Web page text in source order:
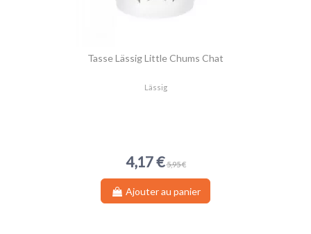
Tasse Lässig Little Chums Chat
Lässig
4,17 € 5,95 €
Ajouter au panier